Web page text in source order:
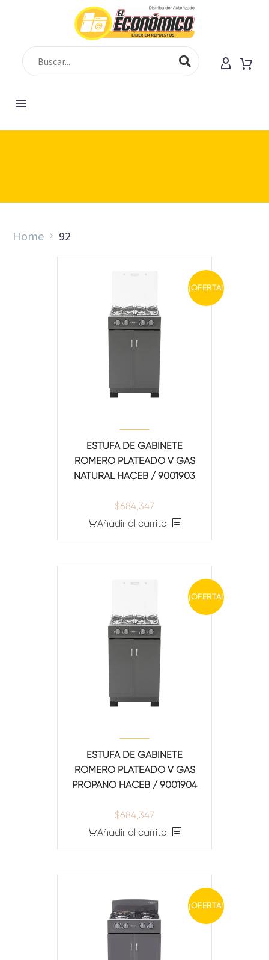
container="1" background_image="225"
[gem_divider margin_top="18"][vc_column_text
TITLE
[/vc_column_text][gem_divider margin_top="40"]
[/gem_fullwidth][/vc_column][/vc_row]
Home 92
¡OFERTA!
ESTUFA DE GABINETE
ROMERO PLATEADO V GAS
NATURAL HACEB / 9001903
$684,347
Añadir al carrito
¡OFERTA!
ESTUFA DE GABINETE
ROMERO PLATEADO V GAS
PROPANO HACEB / 9001904
$684,347
Añadir al carrito
¡OFERTA!